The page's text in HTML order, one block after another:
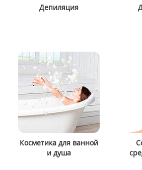
Депиляция
Косметика для ванной
и душа